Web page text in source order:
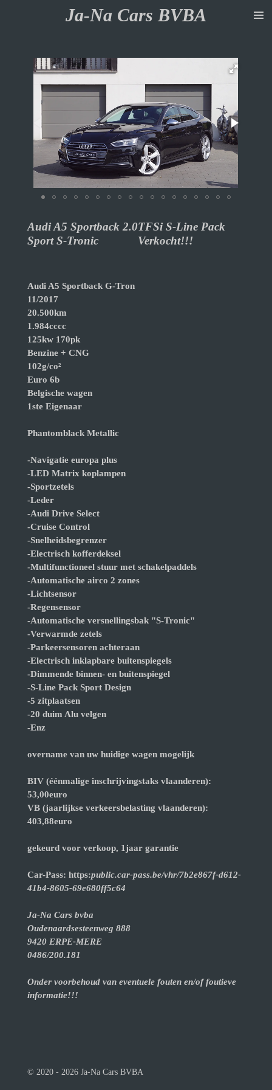
hoofdinhoud
Ja-Na Cars BVBA
Audi A5 Sportback 2.0TFSi S-Line Pack
Sport S-Tronic Verkocht!!!
Audi A5 Sportback G-Tron
11/2017
20.500km
1.984cccc
125kw 170pk
Benzine + CNG
102g/co²
Euro 6b
Belgische wagen
1ste Eigenaar
Phantomblack Metallic
-Navigatie europa plus
-LED Matrix koplampen
-Sportzetels
-Leder
-Audi Drive Select
-Cruise Control
-Snelheidsbegrenzer
-Electrisch kofferdeksel
-Multifunctioneel stuur met schakelpaddels
-Automatische airco 2 zones
-Lichtsensor
-Regensensor
-Automatische versnellingsbak "S-Tronic"
-Verwarmde zetels
-Parkeersensoren achteraan
-Electrisch inklapbare buitenspiegels
-Dimmende binnen- en buitenspiegel
-S-Line Pack Sport Design
-5 zitplaatsen
-20 duim Alu velgen
-Enz
overname van uw huidige wagen mogelijk
BIV (éénmalige inschrijvingstaks vlaanderen):
53,00euro
VB (jaarlijkse verkeersbelasting vlaanderen):
403,88euro
gekeurd voor verkoop, 1jaar garantie
Car-Pass: https:public.car-pass.be/vhr/7b2e867f-d612-
41b4-8605-69e680ff5c64
Ja-Na Cars bvba
Oudenaardsesteenweg 888
9420 ERPE-MERE
0486/200.181
Onder voorbehoud van eventuele fouten en/of foutieve
informatie!!!
© 2020 - 2026 Ja-Na Cars BVBA